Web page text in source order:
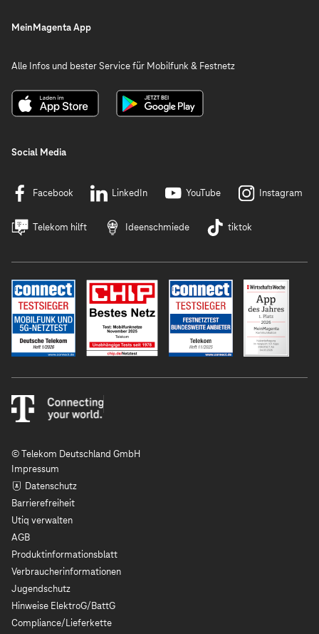
MeinMagenta App
Alle Infos und bester Service für Mobilfunk & Festnetz
Social Media
Facebook LinkedIn YouTube Instagram
Telekom hilft Ideenschmiede tiktok
© Telekom Deutschland GmbH
Impressum
Datenschutz
Barrierefreiheit
Utiq verwalten
AGB
Produktinformationsblatt
Verbraucherinformationen
Jugendschutz
Hinweise ElektroG/BattG
Compliance/Lieferkette